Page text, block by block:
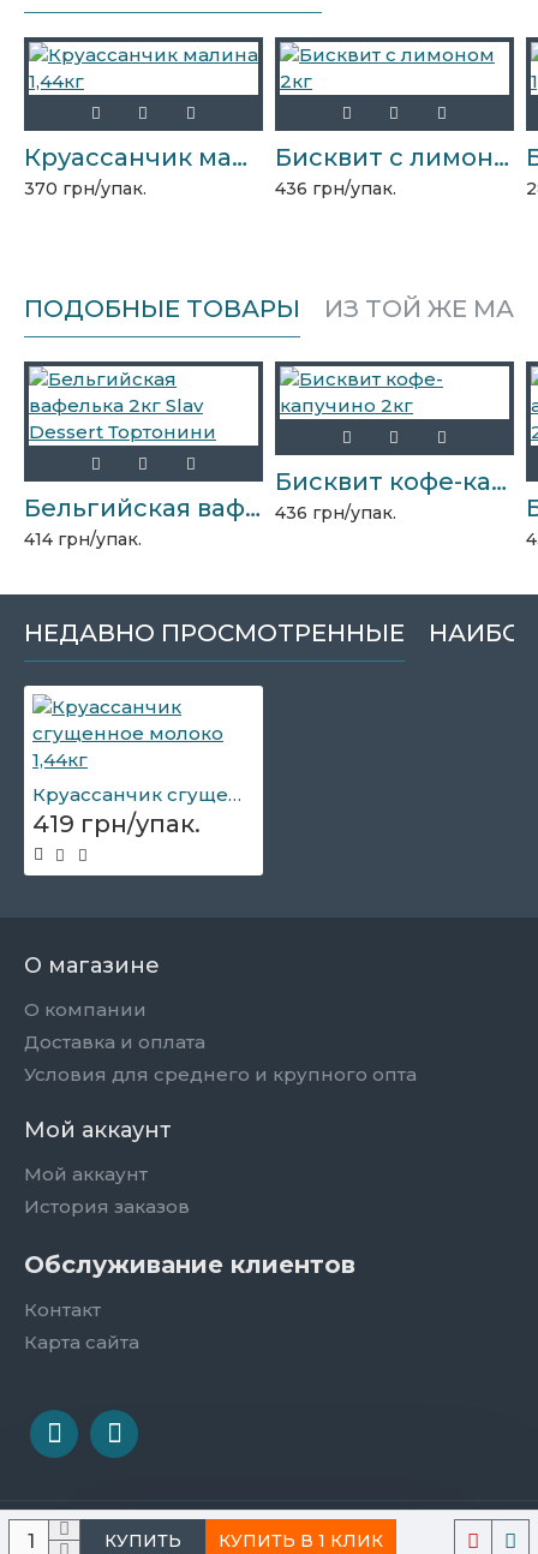
КУПИТЬ КУПИТЬ В 1 КЛИК
Круассанчик малина 1,44кг
370 грн/упак.
Бисквит с лимоном 2кг
436 грн/упак.
ПОДОБНЫЕ ТОВАРЫ ИЗ ТОЙ ЖЕ
Бельгийская вафелька 2кг Slav Dessert Тортонини
414 грн/упак.
Бисквит кофе-капучино 2кг
436 грн/упак.
НЕДАВНО ПРОСМОТРЕННЫЕ
Круассанчик сгущенное молоко 1,44кг
419 грн/упак.
О магазине
О компании
Доставка и оплата
Условия для среднего и крупного опта
Мой аккаунт
Мой аккаунт
История заказов
Обслуживание клиентов
Контакт
Карта сайта
Сайт разработан webgenerator.com.ua